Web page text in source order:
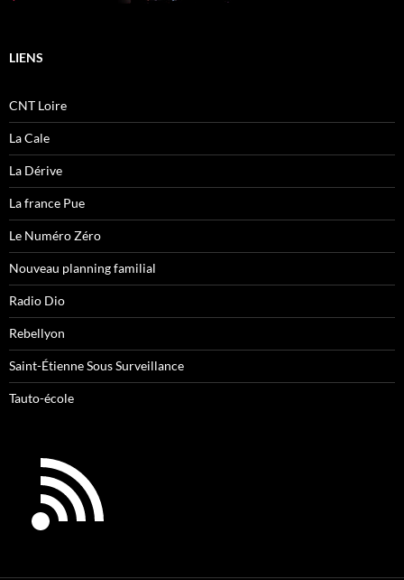
LIENS
CNT Loire
La Cale
La Dérive
La france Pue
Le Numéro Zéro
Nouveau planning familial
Radio Dio
Rebellyon
Saint-Étienne Sous Surveillance
Tauto-école